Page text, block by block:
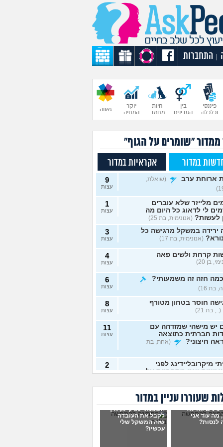
התחברות
פיננסי
וכלכלה
בין
הסדינים
חיות
מחמד
יוקר
המחיה
גאווה
ממדור "שומרים על הגוף"
במדור אקראיות במדור
ארוחת ערב
(שואלת,
9
עצות
מלייזר שלא עוברים
לי לדאוג כל היום מה
לעשות? (אנונימית, בת 25)
1
עצות
ירידה במשקל מרגישה כל
(אנונימית, בת 17)
3
עצות
קרחת ולשים פאה
בן 20)
4
עצות
חזה זה משמעותי?
בת 16)
6
עצות
חוסר בטחון מטורף
(.., בת 21)
8
עצות
יש מישהי שמזדהה עם
חברתית כתוצאה
חיצוני?
(אחת, בת
11
עצות
מיקרובליידינג לפני
שנים ואני מתחרטת על
2
לדעת אם אני בחורה יפה?
כלפי חוץ?
בת 21)
אימוני כח יעילים יותר
מהירה במשקל גוף?
שעוררו עניין במדור
כינים וזה לא
מה עוד אני
לנסות?
השמנתי 30 קילו, איך
לקבל את העובדה
שזה המשקל שלי
עכשיו?